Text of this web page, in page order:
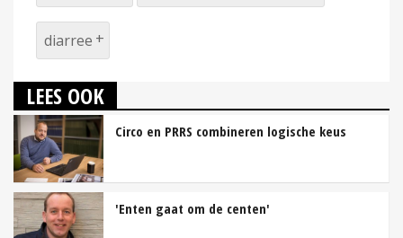
diarree
LEES OOK
Circo en PRRS combineren logische keus
'Enten gaat om de centen'